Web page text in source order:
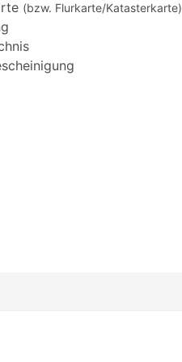
(bzw. Flurkarte/Katasterkarte)